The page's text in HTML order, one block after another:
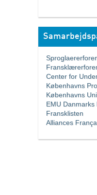
Center for
Københavns
Københavns
EMU Danmarks
Fransklisten
Alliances